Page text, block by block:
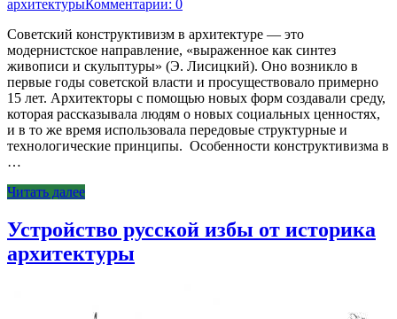
архитектурыКомментарии: 0
Советский конструктивизм в архитектуре — это
модернистское направление, «выраженное как синтез
живописи и скульптуры» (Э. Лисицкий). Оно возникло в
первые годы советской власти и просуществовало примерно
15 лет. Архитекторы с помощью новых форм создавали среду,
которая рассказывала людям о новых социальных ценностях,
и в то же время использовала передовые структурные и
технологические принципы. Особенности конструктивизма в
…
Читать далее
Устройство русской избы от историка
архитектуры